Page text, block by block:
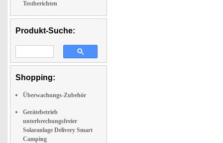
Testberichten
Produkt-Suche:
Shopping:
Überwachungs-Zubehör
Gerätebetrieb
unterbrechungsfreier
Solaranlage Delivery Smart
Camping